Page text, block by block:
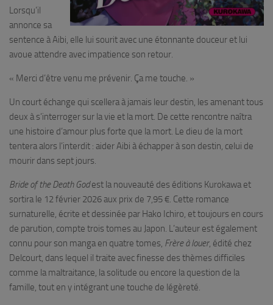
Lorsqu’il
annonce sa
sentence à Aibi, elle lui sourit avec une étonnante douceur et lui
avoue attendre avec impatience son retour.
« Merci d’être venu me prévenir. Ça me touche. »
Un court échange qui scellera à jamais leur destin, les amenant tous
deux à s’interroger sur la vie et la mort. De cette rencontre naîtra
une histoire d’amour plus forte que la mort. Le dieu de la mort
tentera alors l’interdit : aider Aibi à échapper à son destin, celui de
mourir dans sept jours.
Bride of the Death Godest la nouveauté des éditions Kurokawa et
sortira le 12 février 2026 aux prix de 7,95 €. Cette romance
surnaturelle, écrite et dessinée par Hako Ichiro, et toujours en cours
de parution, compte trois tomes au Japon. L’auteur est également
connu pour son manga en quatre tomes, Frère à louer, édité chez
Delcourt, dans lequel il traite avec finesse des thèmes difficiles
comme la maltraitance, la solitude ou encore la question de la
famille, tout en y intégrant une touche de légèreté.